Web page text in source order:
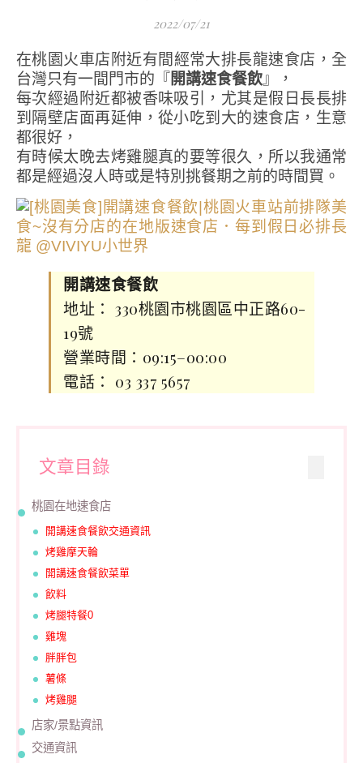
2022/07/21
在桃園火車店附近有間經常大排長龍速食店，全
台灣只有一間門市的『開講速食餐飲』，
每次經過附近都被香味吸引，尤其是假日長長排
到隔壁店面再延伸，從小吃到大的速食店，生意
都很好，
有時候太晚去烤雞腿真的要等很久，所以我通常
都是經過沒人時或是特別挑餐期之前的時間買。
開講速食餐飲
地址： 330桃園市桃園區中正路60-
19號
營業時間：09:15–00:00
電話： 03 337 5657
文章目錄
桃園在地速食店
開講速食餐飲交通資訊
烤雞摩天輪
開講速食餐飲菜單
飲料
烤腿特餐0
雞塊
胖胖包
薯條
烤雞腿
店家/景點資訊
交通資訊